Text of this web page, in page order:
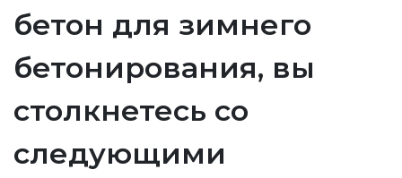
бетон для зимнего
бетонирования, вы
столкнетесь со
следующими